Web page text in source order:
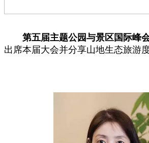
第五届主题公园与景区国际峰
出席本届大会并分享山地生态旅游